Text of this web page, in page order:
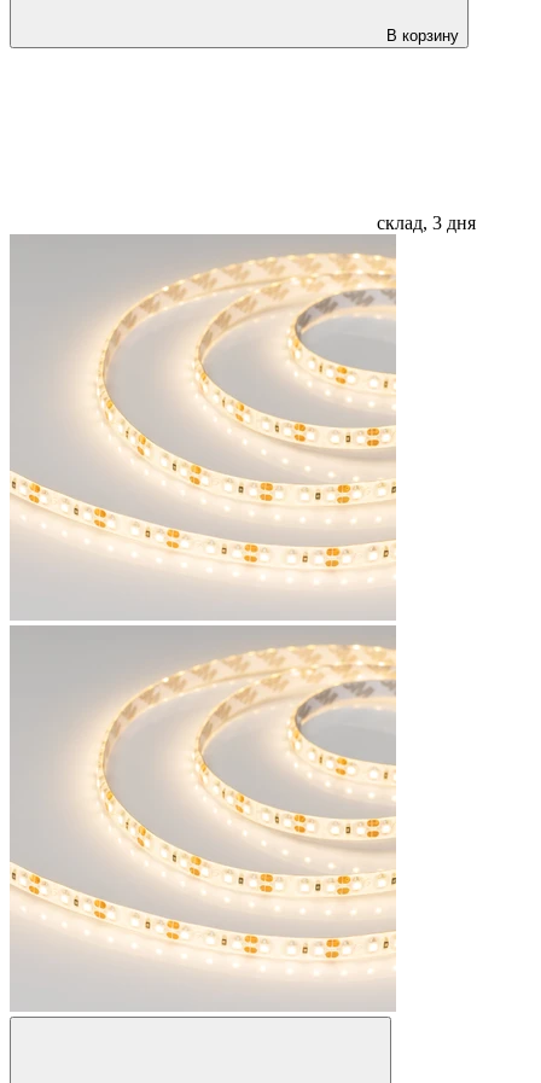
В корзину
склад, 3 дня